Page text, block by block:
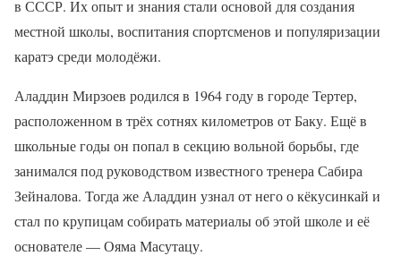
в СССР. Их опыт и знания стали основой для создания
местной школы, воспитания спортсменов и популяризации
каратэ среди молодёжи.
Аладдин Мирзоев родился в 1964 году в городе Тертер,
расположенном в трёх сотнях километров от Баку. Ещё в
школьные годы он попал в секцию вольной борьбы, где
занимался под руководством известного тренера Сабира
Зейналова. Тогда же Аладдин узнал от него о кёкусинкай и
стал по крупицам собирать материалы об этой школе и её
основателе — Ояма Масутацу.